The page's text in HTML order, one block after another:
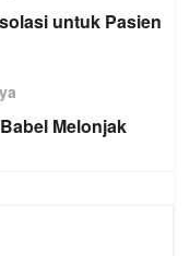
untuk Pasien
Melonjak